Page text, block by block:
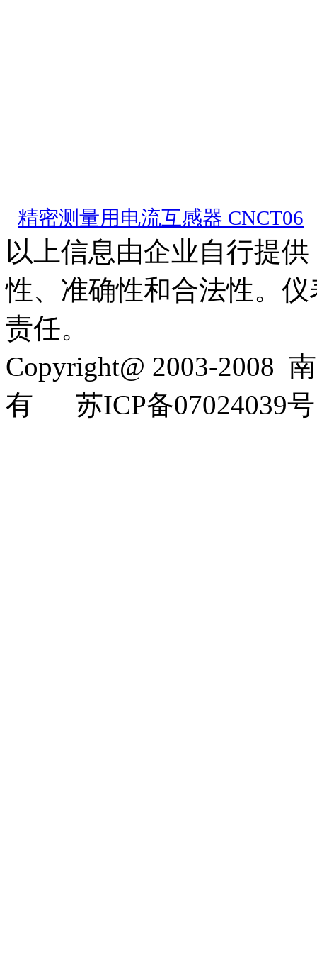
精密测量用电流互感器 CNCT06
以上信息由企业自行提
性、准确性和合法性。
责任。
Copyright@ 2003-2008
有 苏ICP备07024039号